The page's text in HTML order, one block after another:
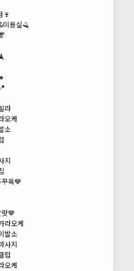
🍷
미용실🪒
라
오케
소
지
옥💙
🤎
라오케
발소
사지
럽
오케